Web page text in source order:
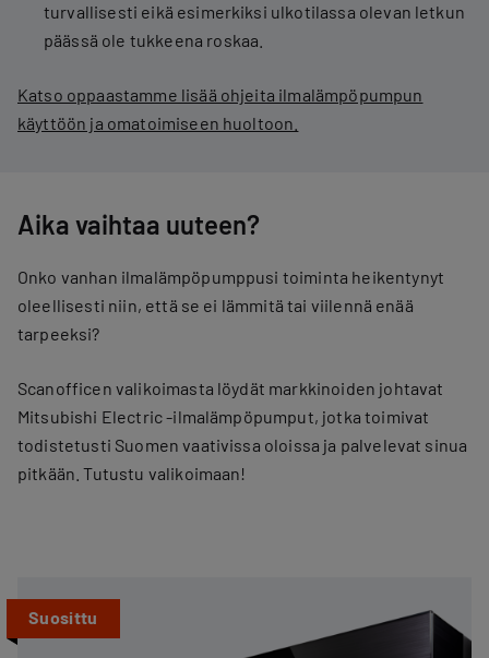
turvallisesti eikä esimerkiksi ulkotilassa olevan letkun
päässä ole tukkeena roskaa.
Katso oppaastamme lisää ohjeita ilmalämpöpumpun
käyttöön ja omatoimiseen huoltoon.
Aika vaihtaa uuteen?
Onko vanhan ilmalämpöpumppusi toiminta heikentynyt
oleellisesti niin, että se ei lämmitä tai viilennä enää
tarpeeksi?
Scanofficen valikoimasta löydät markkinoiden johtavat
Mitsubishi Electric -ilmalämpöpumput, jotka toimivat
todistetusti Suomen vaativissa oloissa ja palvelevat sinua
pitkään. Tutustu valikoimaan!
Suosittu